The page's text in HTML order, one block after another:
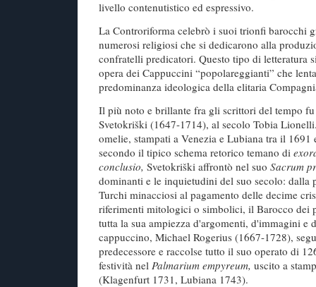
livello contenutistico ed espressivo.
La Controriforma celebrò i suoi trionfi barocchi
numerosi religiosi che si dedicarono alla
confratelli predicatori. Questo tipo di letteratura
opera dei Cappuccini “popolareggianti” che
predominanza ideologica della elitaria
Il più noto e brillante fra gli scrittori del tempo
Svetokriški (1647-1714), al secolo Tobia
omelie, stampati a Venezia e Lubiana tra il 1691
secondo il tipico schema retorico temano di
conclusio, Svetokriški affrontò nel suo Sacrum
dominanti e le inquietudini del suo secolo: dalla
Turchi minacciosi al pagamento delle decime
riferimenti mitologici o simbolici, il Barocco dei
tutta la sua ampiezza d'argomenti, d'immagini e
cappuccino, Michael Rogerius (1667-1728),
predecessore e raccolse tutto il suo operato di
festività nel Palmarium empyreum, uscito a
(Klagenfurt 1731, Lubiana 1743).